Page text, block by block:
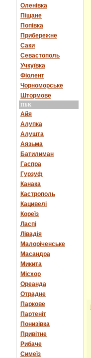
Оленівка
Піщане
Попівка
Прибережне
Саки
Севастополь
Учкуївка
Фіолент
Чорноморське
Штормове
ПБК
Айя
Алупка
Алушта
Аязьма
Батилиман
Гаспра
Гурзуф
Канака
Кастрополь
Кацивелі
Кореїз
Ласпі
Лівадія
Малоріченське
Масандра
Микита
Місхор
Ореанда
Отрадне
Паркове
Партеніт
Понизівка
Привітне
Рибаче
Симеїз